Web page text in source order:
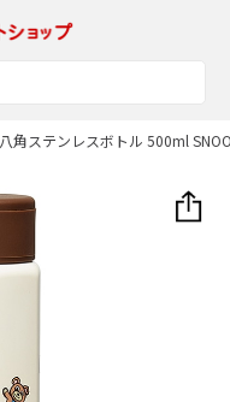
八角ステンレスボトル 500ml